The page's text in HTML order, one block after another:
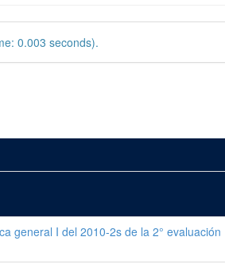
0.003 seconds).
general I del 2010-2s de la 2° evaluación